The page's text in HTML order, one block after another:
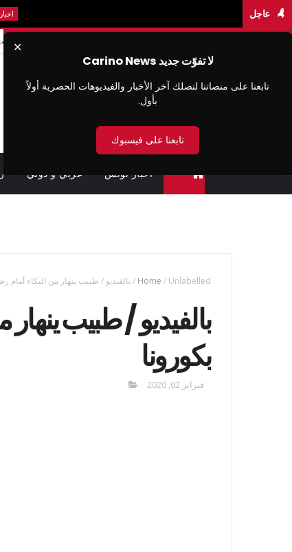
عاجل
✕
لا تفوّت جديد Carino News
تابعنا على منصاتنا لتصلك آخر الأخبار والفيديوهات الحصرية أولاً
بأول.
تابعنا على فيسبوك
اخبار تونس عربي و دولي
Home / Unlabelled
/ بالفيديو / طبيب ينهار من البكاء أمام
بالفيديو / طبيب
بكورونا
فبراير 02, 2020